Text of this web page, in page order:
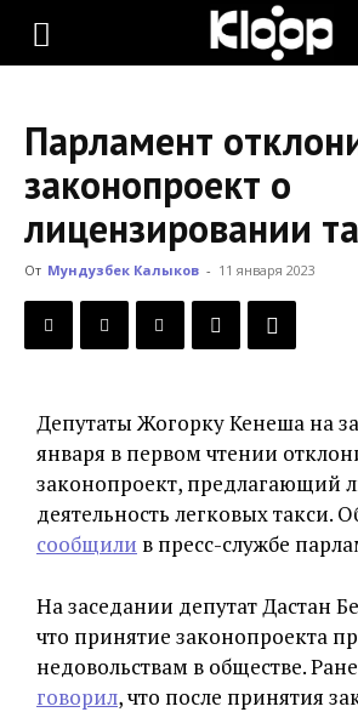
KLOOP.KG
Новости
Кыргызстана
Парламент
законопроект о
лицензировании
От Мундузбек Калыков - 11 января 2023
Депутаты Жогорку Кенеша на
января в первом чтении
законопроект, предлагающий
деятельность легковых такси.
сообщили в пресс-службе
На заседании депутат Дастан
что принятие законопроекта
недовольствам в обществе.
говорил, что после принятия